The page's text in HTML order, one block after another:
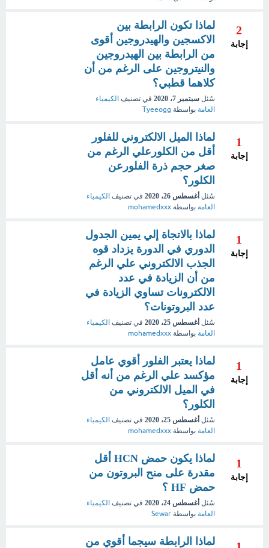
2
إجابة
لماذا تكون الرابطة بين
الاكسجين والهيدروجين أقوى
من الرابطة بين الهيدروجين
والنيتروجين على الرغم من أن
كلاهما قطبي؟
سُئل سبتمبر 7، 2020 في تصنيف الكيمياء
العامة بواسطة Tyeeogg
1
إجابة
لماذا الميل الالكتروني للفلور
أقل من الكلورعلي الرغم من
صغر حجم ذرة الفلورعن
الكلور؟
سُئل أغسطس 26، 2020 في تصنيف الكيمياء
العامة بواسطة mohamedxxx
1
إجابة
لماذا بالاتجاة إلي يمين الجدول
الدوري في الدورة يزداد قوه
الجذب الالكتروني علي الرغم
من أن الزيادة في عدد
الالكترونات تساوي الزيادة في
عدد البروتونات؟
سُئل أغسطس 25، 2020 في تصنيف الكيمياء
العامة بواسطة mohamedxxx
1
إجابة
لماذا يعتبر الفلور أقوي عامل
مؤكسد علي الرغم من أنه أقل
في الميل الالكتروني من
الكلور؟
سُئل أغسطس 25، 2020 في تصنيف الكيمياء
العامة بواسطة mohamedxxx
1
إجابة
لماذا يكون حمض HCN أقل
مقدرة على منح البروتون من
حمض HF ؟
سُئل أغسطس 24، 2020 في تصنيف الكيمياء
العامة بواسطة Sewar
لماذا الرابطة سيجما أقوي من